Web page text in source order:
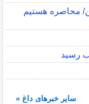
محاصره هستیم
رسید
سایر خبرهای داغ »